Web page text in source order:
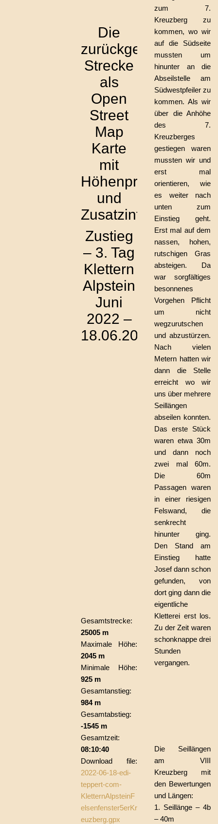
Die
zurückgelegte
Strecke
als
Open
Street
Map
Karte
mit
Höhenprofil
und
Zusatzinfos
Zustieg
– 3. Tag
Klettern
Alpstein
Juni
2022 –
18.06.2022
Gesamtstrecke:
25005 m
Maximale Höhe:
2045 m
Minimale Höhe:
925 m
Gesamtanstieg:
984 m
Gesamtabstieg:
-1545 m
Gesamtzeit:
08:10:40
Download file:
2022-06-18-edi-
teppert-com-
KletternAlpsteinF
elsenfenster5erKr
euzberg.gpx
zum 7.
Kreuzberg zu
kommen, wo wir
auf die Südseite
mussten um
hinunter an die
Abseilstelle am
Südwestpfeiler zu
kommen. Als wir
über die Anhöhe
des 7.
Kreuzberges
gestiegen waren
mussten wir und
erst mal
orientieren, wie
es weiter nach
unten zum
Einstieg geht.
Erst mal auf dem
nassen, hohen,
rutschigen Gras
absteigen. Da
war sorgfältiges
besonnenes
Vorgehen Pflicht
um nicht
wegzurutschen
und abzustürzen.
Nach vielen
Metern hatten wir
dann die Stelle
erreicht wo wir
uns über mehrere
Seillängen
abseilen konnten.
Das erste Stück
waren etwa 30m
und dann noch
zwei mal 60m.
Die 60m
Passagen waren
in einer riesigen
Felswand, die
senkrecht
hinunter ging.
Den Stand am
Einstieg hatte
Josef dann schon
gefunden, von
dort ging dann die
eigentliche
Kletterei erst los.
Zu der Zeit waren
schonknappe drei
Stunden
vergangen.
Die Seillängen
am VIII
Kreuzberg mit
den Bewertungen
und Längen:
1. Seillänge – 4b
– 40m